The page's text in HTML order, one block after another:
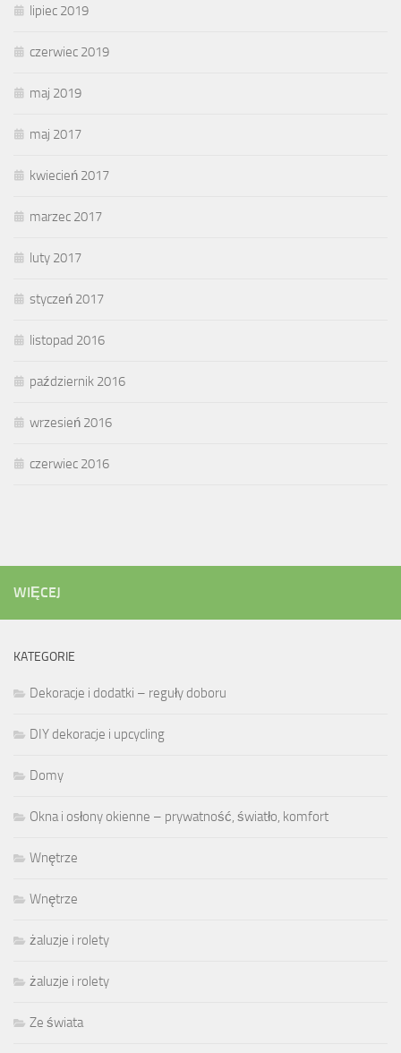
lipiec 2019
czerwiec 2019
maj 2019
maj 2017
kwiecień 2017
marzec 2017
luty 2017
styczeń 2017
listopad 2016
październik 2016
wrzesień 2016
czerwiec 2016
WIĘCEJ
KATEGORIE
Dekoracje i dodatki – reguły doboru
DIY dekoracje i upcycling
Domy
Okna i osłony okienne – prywatność, światło, komfort
Wnętrze
Wnętrze
żaluzje i rolety
żaluzje i rolety
Ze świata